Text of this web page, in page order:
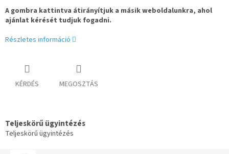
A gombra kattintva átirányítjuk a másik weboldalunkra, ahol
ajánlat kérését tudjuk fogadni.
Részletes információ
KÉRDÉS MEGOSZTÁS
Teljeskörű ügyintézés
Teljeskörű ügyintézés